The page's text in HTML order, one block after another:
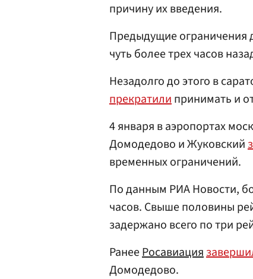
причину их введения.
Предыдущие ограничения
чуть более трех часов
Незадолго до этого в
прекратилипринимать и
4 января в аэропортах
Домодедово и Жуковский
временных ограничений.
По данным РИА Новости,
часов. Свыше половины
задержано всего по три
РанееРосавиация
Домодедово.